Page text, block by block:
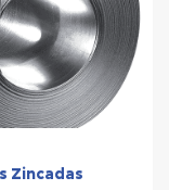
Zincadas